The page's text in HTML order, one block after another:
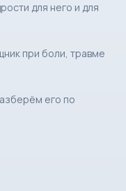
для него и для
при боли, травме
его по